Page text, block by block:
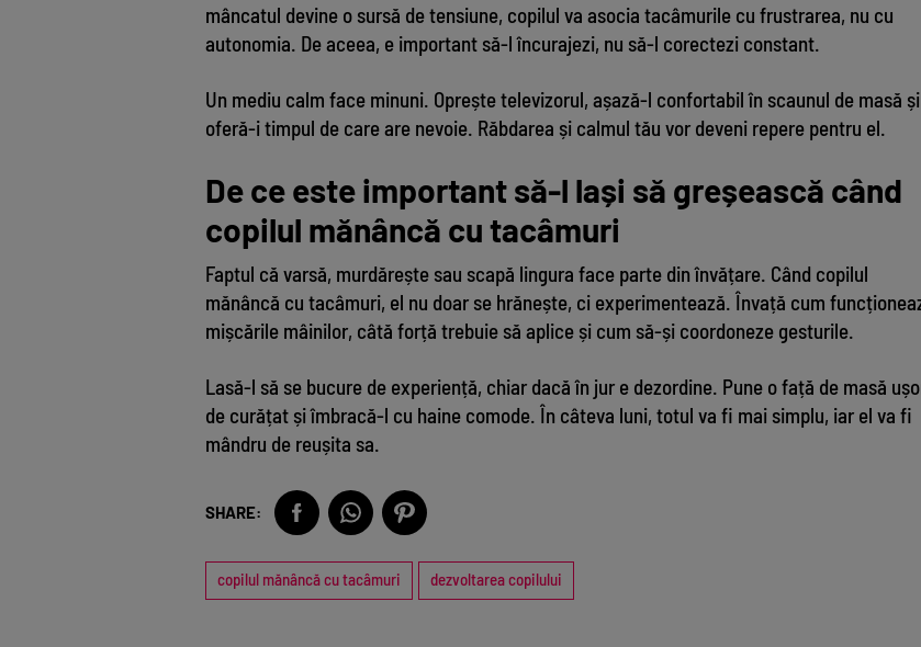
mâncatul devine o sursă de tensiune, copilul va asocia tacâmurile cu frustrarea, nu cu
autonomia. De aceea, e important să-l încurajezi, nu să-l corectezi constant.
Un mediu calm face minuni. Oprește televizorul, așază-l confortabil în scaunul de masă și
oferă-i timpul de care are nevoie. Răbdarea și calmul tău vor deveni repere pentru el.
De ce este important să-l lași să greșească când
copilul mănâncă cu tacâmuri
Faptul că varsă, murdărește sau scapă lingura face parte din învățare. Când copilul
mănâncă cu tacâmuri, el nu doar se hrănește, ci experimentează. Învață cum
mișcările mâinilor, câtă forță trebuie să aplice și cum să-și coordoneze gesturile.
Lasă-l să se bucure de experiență, chiar dacă în jur e dezordine. Pune o față de masă
de curățat și îmbracă-l cu haine comode. În câteva luni, totul va fi mai simplu, iar el va fi
mândru de reușita sa.
SHARE:
copilul mănâncă cu tacâmuri dezvoltarea copilului